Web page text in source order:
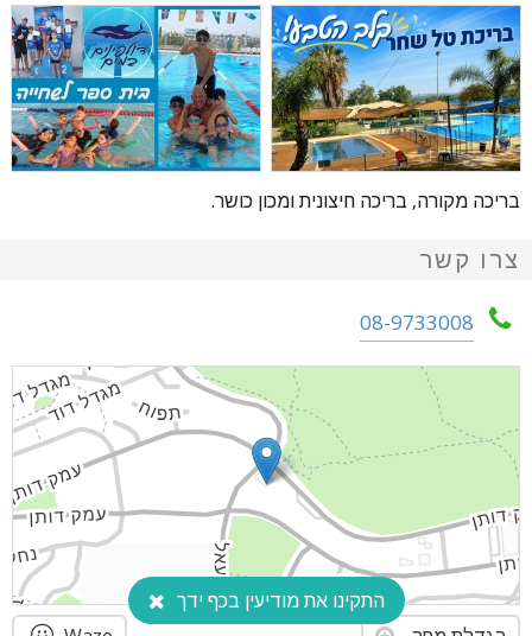
בריכה מקורה, בריכה חיצונית ומכון כושר.
צרו קשר
08-9733008
התקינו את מודיעין בכף ידך